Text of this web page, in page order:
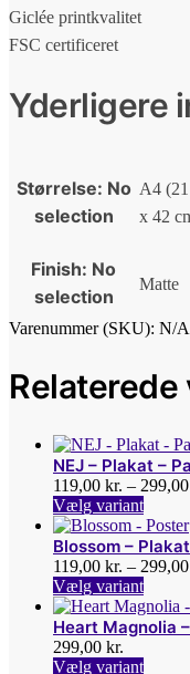
Giclée printkvalitet
FSC certificeret
Yderligere
Størrelse: No
selection
A4
x 42
Finish: No
selection
Matte
Varenummer (SKU): N/A
Relaterede
NEJ – Plakat –
119,00 kr. – 299,00
Vælg variantDette
vare
har
flere
kan
på
Blossom – Plakat
119,00 kr. – 299,00
Vælg variantDette
vare
har
Heart Magnolia
299,00 kr.
Vælg variantDette